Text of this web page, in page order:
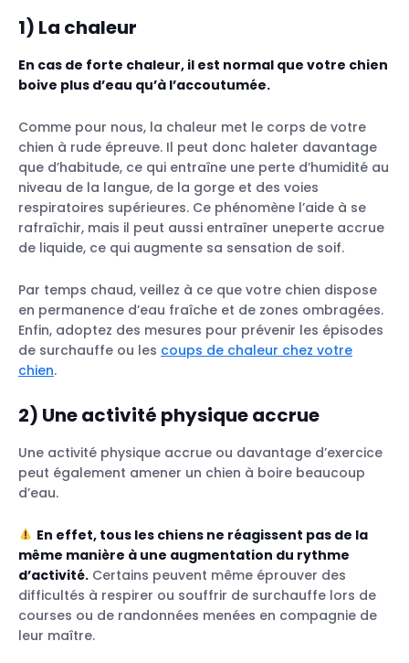
1) La chaleur
En cas de forte chaleur, il est normal que votre chien
boive plus d’eau qu’à l’accoutumée.
Comme pour nous, la chaleur met le corps de votre
chien à rude épreuve. Il peut donc haleter davantage
que d’habitude, ce qui entraîne une perte d’humidité au
niveau de la langue, de la gorge et des voies
respiratoires supérieures. Ce phénomène l’aide à se
rafraîchir, mais il peut aussi entraîner uneperte accrue
de liquide, ce qui augmente sa sensation de soif.
Par temps chaud, veillez à ce que votre chien dispose
en permanence d’eau fraîche et de zones ombragées.
Enfin, adoptez des mesures pour prévenir les épisodes
de surchauffe ou les coups de chaleur chez votre
chien.
2) Une activité physique accrue
Une activité physique accrue ou davantage d’exercice
peut également amener un chien à boire beaucoup
d’eau.
En effet, tous les chiens ne réagissent pas de la
même manière à une augmentation du rythme
d’activité. Certains peuvent même éprouver des
difficultés à respirer ou souffrir de surchauffe lors de
courses ou de randonnées menées en compagnie de
leur maître.